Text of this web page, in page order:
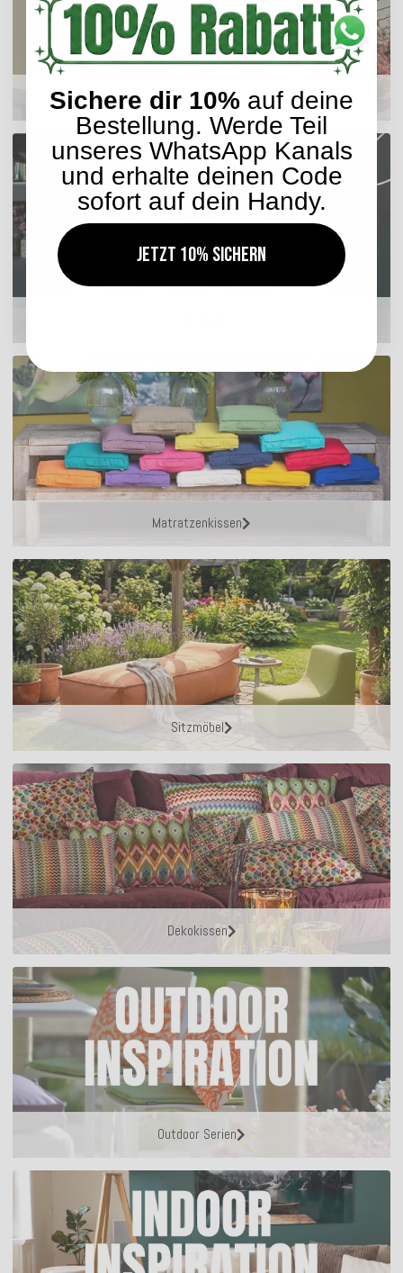
Sitzkissen
Matratzenkissen
Sitzmöbel
Dekokissen
Outdoor Serien
Sichere dir 10% auf deine
Bestellung. Werde Teil
unseres WhatsApp Kanals
und erhalte deinen Code
sofort auf dein Handy.
Jetzt 10% sichern